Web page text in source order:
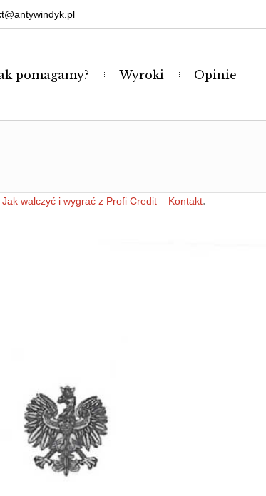
Reprezentacja procesowa
pomagamy? Wyroki Opinie
walczyć i wygrać z Profi Credit – Kontakt.